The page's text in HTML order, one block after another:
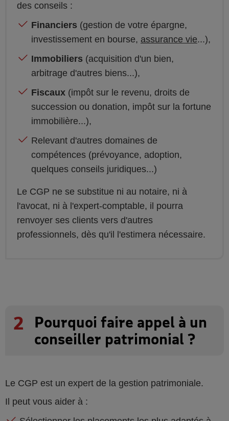
des conseils :
Financiers (gestion de votre épargne,
investissement en bourse, assurance vie...),
Immobiliers (acquisition d'un bien,
arbitrage d'autres biens...),
Fiscaux (impôt sur le revenu, droits de
succession ou donation, impôt sur la fortune
immobilière...),
Relevant d'autres domaines de
compétences (prévoyance, adoption,
quelques conseils juridiques...)
Le CGP ne se substitue ni au notaire, ni à
l'avocat, ni à l'expert-comptable, il pourra
renvoyer ses clients vers d'autres
professionnels, dès qu'il l'estimera nécessaire.
2
Pourquoi faire appel à un
conseiller patrimonial ?
Le CGP est un expert de la gestion patrimoniale.
Il peut vous aider à :